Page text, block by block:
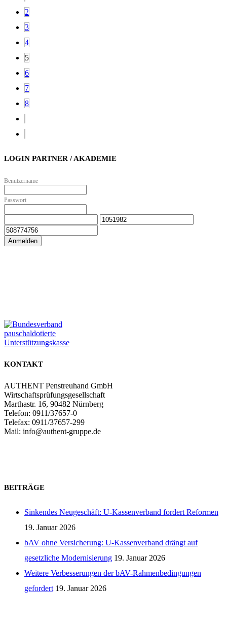
2
3
4
5
6
7
8
LOGIN PARTNER / AKADEMIE
Benutzername
Passwort
Anmelden
KONTAKT
AUTHENT Penstreuhand GmbH
Wirtschaftsprüfungsgesellschaft
Marthastr. 16, 90482 Nürnberg
Telefon: 0911/37657-0
Telefax: 0911/37657-299
Mail: info@authent-gruppe.de
BEITRÄGE
Sinkendes Neugeschäft: U-Kassenverband fordert Reformen
19. Januar 2026
bAV ohne Versicherung: U-Kassenverband drängt auf
gesetzliche Modernisierung 19. Januar 2026
Weitere Verbesserungen der bAV-Rahmenbedingungen
gefordert 19. Januar 2026